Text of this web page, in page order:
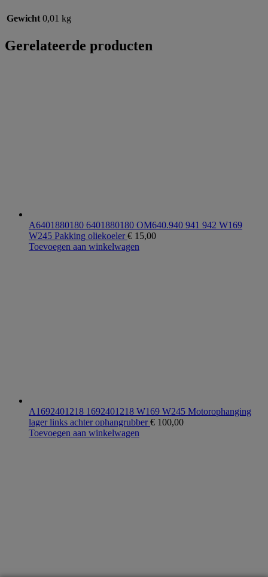
Gewicht 0,01 kg
Gerelateerde producten
A6401880180 6401880180 OM640.940 941 942 W169
W245 Pakking oliekoeler€ 15,00
Toevoegen aan winkelwagen
A1692401218 1692401218 W169 W245 Motorophanging
lager links achter ophangrubber€ 100,00
Toevoegen aan winkelwagen